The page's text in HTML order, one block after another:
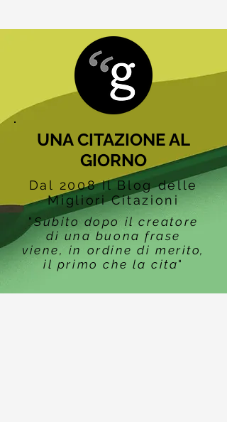
UNA CITAZIONE AL
GIORNO
Dal 2008 Il Blog delle
Migliori Citazioni
"Subito dopo il creatore
di una buona frase
viene, in ordine di merito,
il primo che la cita"